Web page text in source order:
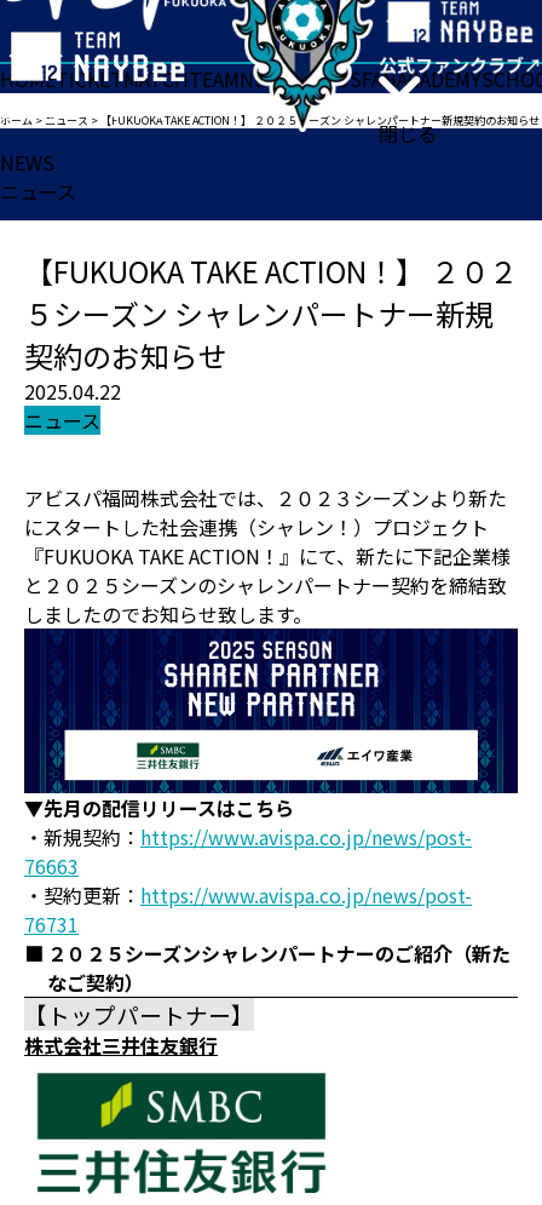
閉じる
HOMETICKETMATCHTEAMNEWSGOODSFANACADEMY
ホーム >ニュース > 【FUKUOKA TAKE ACTION！】 ２０２５シーズン シャレンパートナー新規契約のお知らせ
NEWS
ニュース
【FUKUOKA TAKE ACTION！】 ２０２
５シーズン シャレンパートナー新規
契約のお知らせ
2025.04.22
ニュース
アビスパ福岡株式会社では、２０２３シーズンより新た
にスタートした社会連携（シャレン！）プロジェクト
『FUKUOKA TAKE ACTION！』にて、新たに下記企業様
と２０２５シーズンのシャレンパートナー契約を締結致
しましたのでお知らせ致します。
▼先月の配信リリースはこちら
・新規契約： https://www.avispa.co.jp/news/post-
76663
・契約更新： https://www.avispa.co.jp/news/post-
76731
２０２５シーズンシャレンパートナーのご紹介（新た
なご契約）
【トップパートナー】
株式会社三井住友銀行